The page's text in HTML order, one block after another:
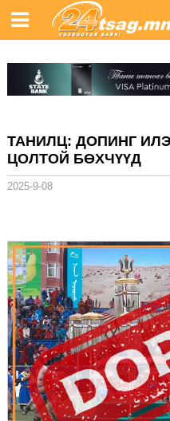
ТАНИЛЦ: ДОПИНГ
ЦОЛТОЙ БӨХЧҮҮД
2025-9-08